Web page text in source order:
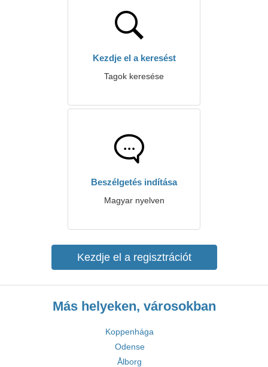
Kezdje el a keresést
Tagok keresése
Beszélgetés indítása
Magyar nyelven
Kezdje el a regisztrációt
Más helyeken, városokban
Koppenhága
Odense
Ålborg